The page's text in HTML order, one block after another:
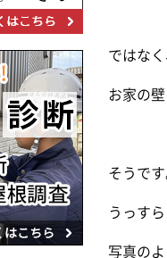
ではな
お家の
そうで
うっす
写真の